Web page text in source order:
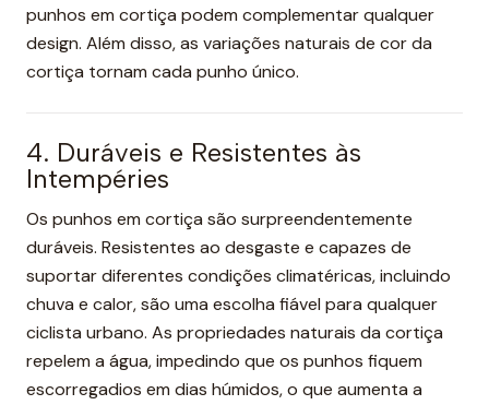
punhos em cortiça podem complementar qualquer
design. Além disso, as variações naturais de cor da
cortiça tornam cada punho único.
4. Duráveis e Resistentes às
Intempéries
Os punhos em cortiça são surpreendentemente
duráveis. Resistentes ao desgaste e capazes de
suportar diferentes condições climatéricas, incluindo
chuva e calor, são uma escolha fiável para qualquer
ciclista urbano. As propriedades naturais da cortiça
repelem a água, impedindo que os punhos fiquem
escorregadios em dias húmidos, o que aumenta a